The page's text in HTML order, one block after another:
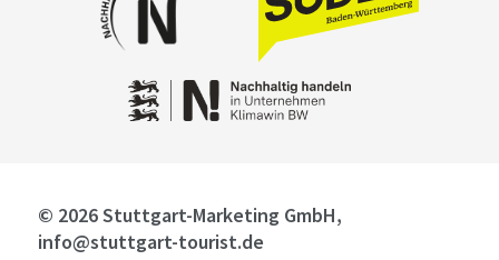
© 2026 Stuttgart-Marketing GmbH,
info@stuttgart-tourist.de